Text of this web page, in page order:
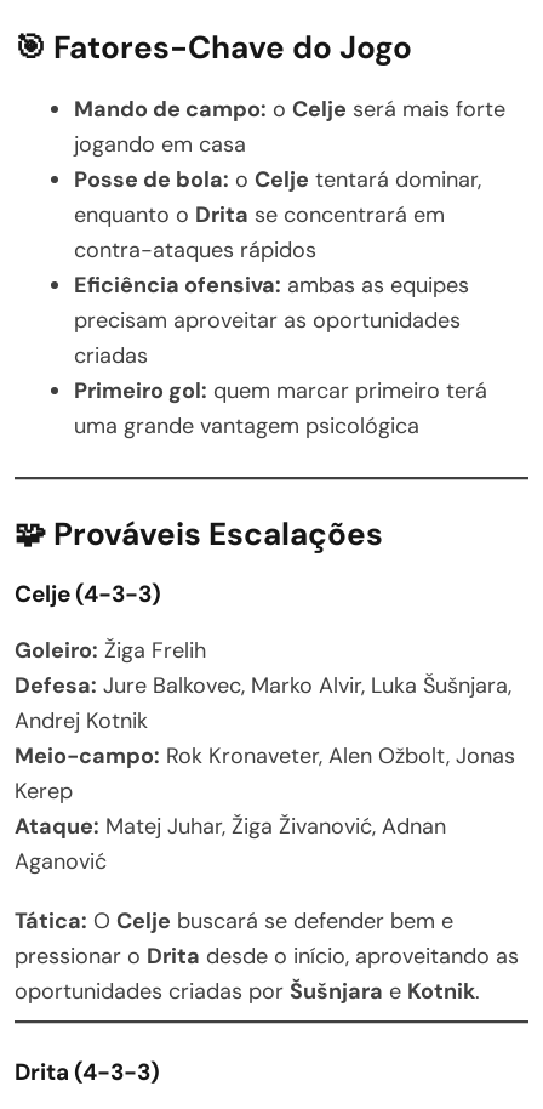
🎯 Fatores-Chave do Jogo
Mando de campo: o Celje será mais forte
jogando em casa
Posse de bola: o Celje tentará dominar,
enquanto o Drita se concentrará em
contra-ataques rápidos
Eficiência ofensiva: ambas as equipes
precisam aproveitar as oportunidades
criadas
Primeiro gol: quem marcar primeiro terá
uma grande vantagem psicológica
🧩 Prováveis Escalações
Celje (4-3-3)
Goleiro: Žiga Frelih
Defesa: Jure Balkovec, Marko Alvir, Luka Šušnjara,
Andrej Kotnik
Meio-campo: Rok Kronaveter, Alen Ožbolt, Jonas
Kerep
Ataque: Matej Juhar, Žiga Živanović, Adnan
Aganović
Tática: O Celje buscará se defender bem e
pressionar o Drita desde o início, aproveitando as
oportunidades criadas por Šušnjara e Kotnik.
Drita (4-3-3)